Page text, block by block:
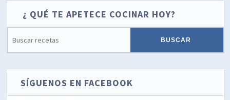
¿ QUÉ TE APETECE COCINAR HOY?
SÍGUENOS EN FACEBOOK